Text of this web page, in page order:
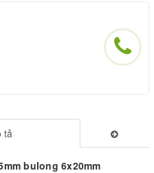
tả
bulong 6x20mm